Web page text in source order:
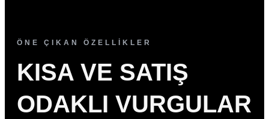
ÖNE ÇIKAN ÖZELLİKLER
KISA VE SATIŞ
ODAKLI VURGULAR